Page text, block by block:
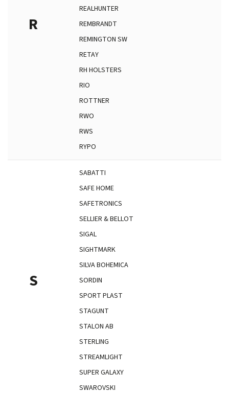
R
REALHUNTER
REMBRANDT
REMINGTON SW
RETAY
RH HOLSTERS
RIO
ROTTNER
RWO
RWS
RYPO
S
SABATTI
SAFE HOME
SAFETRONICS
SELLIER & BELLOT
SIGAL
SIGHTMARK
SILVA BOHEMICA
SORDIN
SPORT PLAST
STAGUNT
STALON AB
STERLING
STREAMLIGHT
SUPER GALAXY
SWAROVSKI